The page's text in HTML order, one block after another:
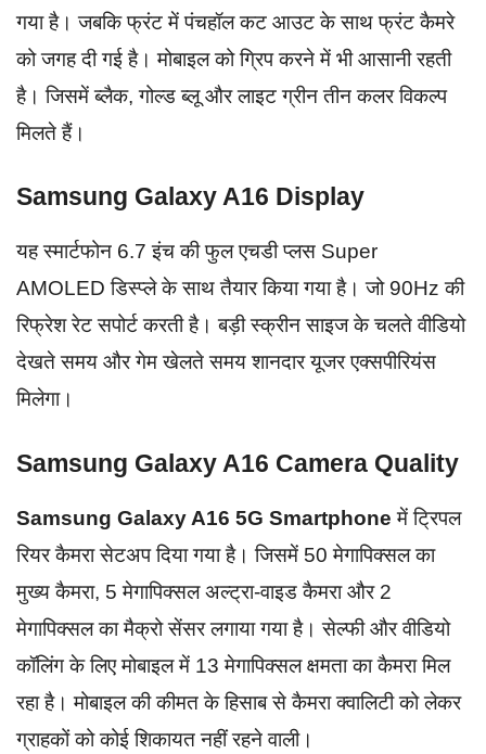
गया है। जबकि फ्रंट में पंचहॉल कट आउट के साथ फ्रंट कैमरे
को जगह दी गई है। मोबाइल को ग्रिप करने में भी आसानी रहती
है। जिसमें ब्लैक, गोल्ड ब्लू और लाइट ग्रीन तीन कलर विकल्प
मिलते हैं।
Samsung Galaxy A16 Display
यह स्मार्टफोन 6.7 इंच की फुल एचडी प्लस Super
AMOLED डिस्प्ले के साथ तैयार किया गया है। जो 90Hz की
रिफ्रेश रेट सपोर्ट करती है। बड़ी स्क्रीन साइज के चलते वीडियो
देखते समय और गेम खेलते समय शानदार यूजर एक्सपीरियंस
मिलेगा।
Samsung Galaxy A16 Camera Quality
Samsung Galaxy A16 5G Smartphone में ट्रिपल
रियर कैमरा सेटअप दिया गया है। जिसमें 50 मेगापिक्सल का
मुख्य कैमरा, 5 मेगापिक्सल अल्ट्रा-वाइड कैमरा और 2
मेगापिक्सल का मैक्रो सेंसर लगाया गया है। सेल्फी और वीडियो
कॉलिंग के लिए मोबाइल में 13 मेगापिक्सल क्षमता का कैमरा मिल
रहा है। मोबाइल की कीमत के हिसाब से कैमरा क्वालिटी को लेकर
ग्राहकों को कोई शिकायत नहीं रहने वाली।